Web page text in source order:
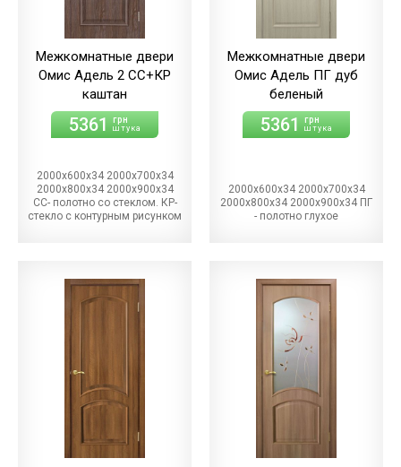
Межкомнатные двери
Омис Адель 2 СС+КР
каштан
5361 грн
штука
2000х600х34 2000х700х34
2000х800х34 2000х900х34
СС- полотно со стеклом. КР-
стекло с контурным рисунком
Межкомнатные двери
Омис Адель ПГ дуб
беленый
5361 грн
штука
2000х600х34 2000х700х34
2000х800х34 2000х900х34 ПГ
- полотно глухое